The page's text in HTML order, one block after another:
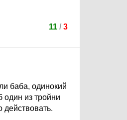
11/ 3
баба, одинокий
один из тройни
действовать.